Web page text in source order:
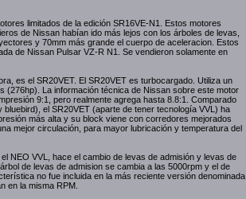
limitados de la edición SR16VE-N1. Estos motores
de Nissan habían ido más lejos con los árboles de levas,
y 70mm más grande el cuerpo de aceleracion. Estos
de Nissan Pulsar VZ-R N1. Se vendieron solamente en
es el SR20VET. El SR20VET es turbocargado. Utiliza un
(276hp). La información técnica de Nissan sobre este motor
9:1, pero realmente agrega hasta 8.8:1. Comparado
el SR20VET (aparte de tener tecnología VVL) ha
más alta y su block viene con corredores mejorados
mejor circulación, para mayor lubricación y temperatura del
NEO VVL, hace el cambio de levas de admisión y levas de
de levas de admision se cambia a las 5000rpm y el de
no fue incluida en la más reciente versión denominada
en la misma RPM.